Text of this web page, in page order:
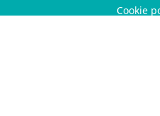
Cookie